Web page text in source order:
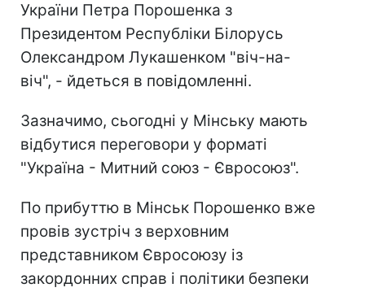
України Петра Порошенка з
Президентом Республіки Білорусь
Олександром Лукашенком "віч-на-
віч", - йдеться в повідомленні.
Зазначимо, сьогодні у Мінську мають
відбутися переговори у форматі
"Україна - Митний союз - Євросоюз".
По прибуттю в Мінськ Порошенко вже
провів зустріч з верховним
представником Євросоюзу із
закордонних справ і політики безпеки